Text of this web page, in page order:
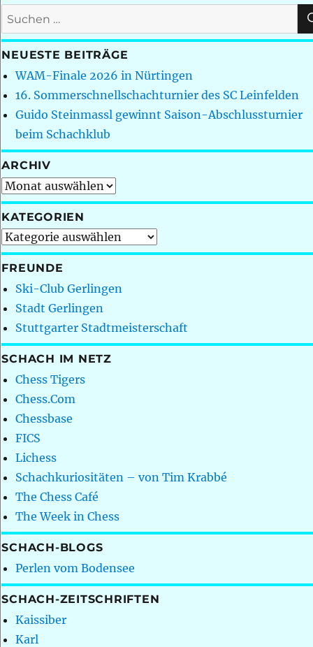
Suchen
nach:
NEUESTE BEITRÄGE
WAM-Finale 2026 in Nürtingen
16. Sommerschnellschachturnier des SC Leinfelden
Guido Steinmassl gewinnt Saison-Abschlussturnier
beim Schachklub
ARCHIV
Archiv
KATEGORIEN
Kategorien
FREUNDE
Ski-Club Gerlingen
Stadt Gerlingen
Stuttgarter Stadtmeisterschaft
SCHACH IM NETZ
Chess Tigers
Chess.Com
Chessbase
FICS
Lichess
Schachkuriositäten – von Tim Krabbé
The Chess Café
The Week in Chess
SCHACH-BLOGS
Perlen vom Bodensee
SCHACH-ZEITSCHRIFTEN
Kaissiber
Karl